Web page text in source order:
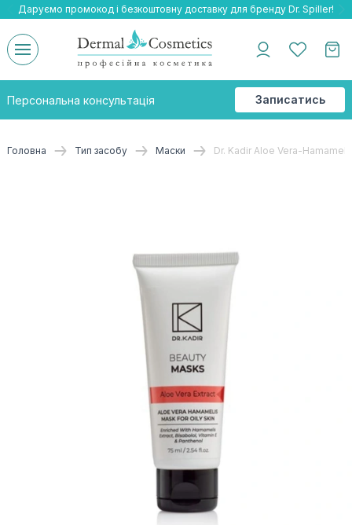
Даруємо безкоштовну доставку та подарнки до бренду Braderm!
-25% на весь бренд HOLY LAND!
Даруємо промокод і безкоштовну доставку для бренду Dr. Spiller!
Персональна консультація
Записатись
на
Головна Тип засобу Маски Dr. Kadir Aloe Vera-